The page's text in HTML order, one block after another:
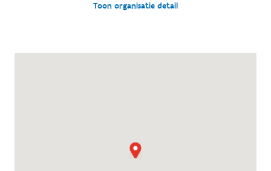
Toon organisatie detail